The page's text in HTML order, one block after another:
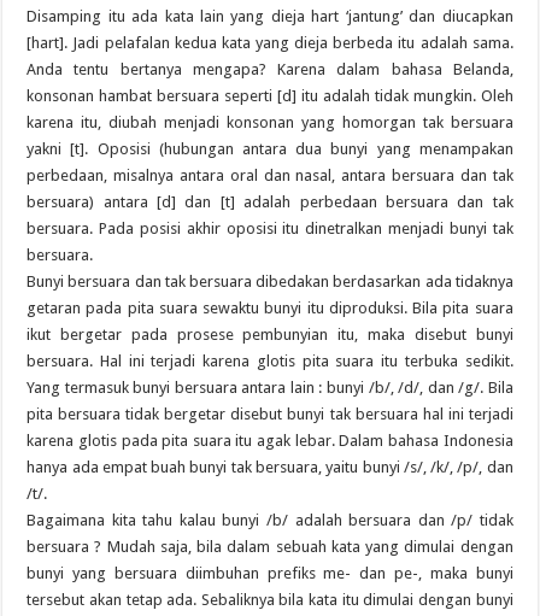
Disamping itu ada kata lain yang dieja hart ‘jantung’ dan diucapkan
[hart]. Jadi pelafalan kedua kata yang dieja berbeda itu adalah sama.
Anda tentu bertanya mengapa? Karena dalam bahasa Belanda,
konsonan hambat bersuara seperti [d] itu adalah tidak mungkin. Oleh
karena itu, diubah menjadi konsonan yang homorgan tak bersuara
yakni [t]. Oposisi (hubungan antara dua bunyi yang menampakan
perbedaan, misalnya antara oral dan nasal, antara bersuara dan tak
bersuara) antara [d] dan [t] adalah perbedaan bersuara dan tak
bersuara. Pada posisi akhir oposisi itu dinetralkan menjadi bunyi tak
bersuara.
Bunyi bersuara dan tak bersuara dibedakan berdasarkan ada tidaknya
getaran pada pita suara sewaktu bunyi itu diproduksi. Bila pita suara
ikut bergetar pada prosese pembunyian itu, maka disebut bunyi
bersuara. Hal ini terjadi karena glotis pita suara itu terbuka sedikit.
Yang termasuk bunyi bersuara antara lain : bunyi /b/, /d/, dan /g/. Bila
pita bersuara tidak bergetar disebut bunyi tak bersuara hal ini terjadi
karena glotis pada pita suara itu agak lebar. Dalam bahasa Indonesia
hanya ada empat buah bunyi tak bersuara, yaitu bunyi /s/, /k/, /p/, dan
/t/.
Bagaimana kita tahu kalau bunyi /b/ adalah bersuara dan /p/ tidak
bersuara ? Mudah saja, bila dalam sebuah kata yang dimulai dengan
bunyi yang bersuara diimbuhan prefiks me- dan pe-, maka bunyi
tersebut akan tetap ada. Sebaliknya bila kata itu dimulai dengan bunyi